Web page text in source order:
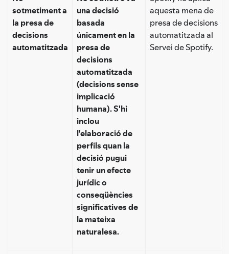
sotmetiment a
la presa de
decisions
automatitzada
una decisió
basada
únicament en la
presa de
decisions
automatitzada
(decisions sense
implicació
humana). S'hi
inclou
l'elaboració de
perfils quan la
decisió pugui
tenir un efecte
jurídic o
conseqüències
significatives de
la mateixa
naturalesa.
aquesta mena de
presa de decisions
automatitzada al
Servei de Spotify.